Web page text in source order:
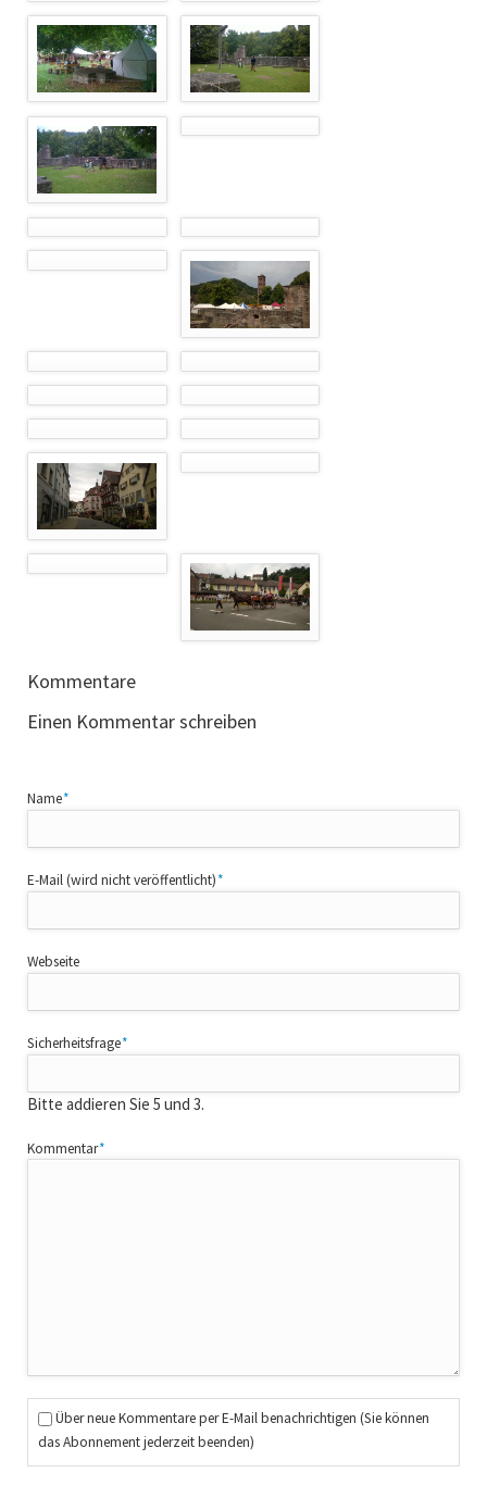
Kommentare
Einen Kommentar schreiben
Pflichtfeld
Name*
Pflichtfeld
E-Mail (wird nicht veröffentlicht)*
Webseite
Pflichtfeld
Sicherheitsfrage*
Bitte addieren Sie 5 und 3.
Pflichtfeld
Kommentar*
Über neue Kommentare per E-Mail benachrichtigen (Sie können
das Abonnement jederzeit beenden)